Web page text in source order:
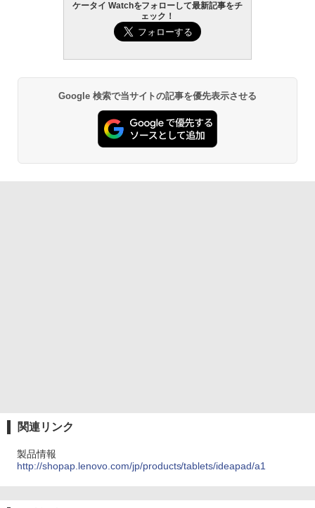
ケータイ Watchをフォローして最新記事をチ
ェック！
Google 検索で当サイトの記事を優先表示させる
関連リンク
製品情報
http://shopap.lenovo.com/jp/products/tablets/ideapad/a1